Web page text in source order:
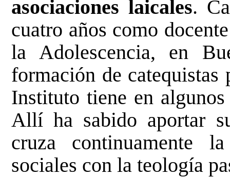
asociaciones laicales.
cuatro años como
la Adolescencia, en
formación de catequistas
Instituto tiene en
Allí ha sabido aportar
cruza continuamente
sociales con la teología